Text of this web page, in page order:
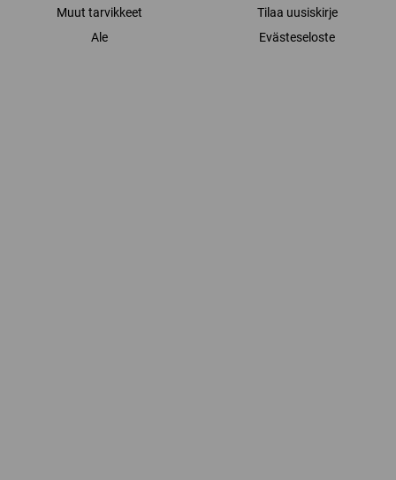
Muut tarvikkeet
Ale
Tilaa uusiskirje
Evästeseloste